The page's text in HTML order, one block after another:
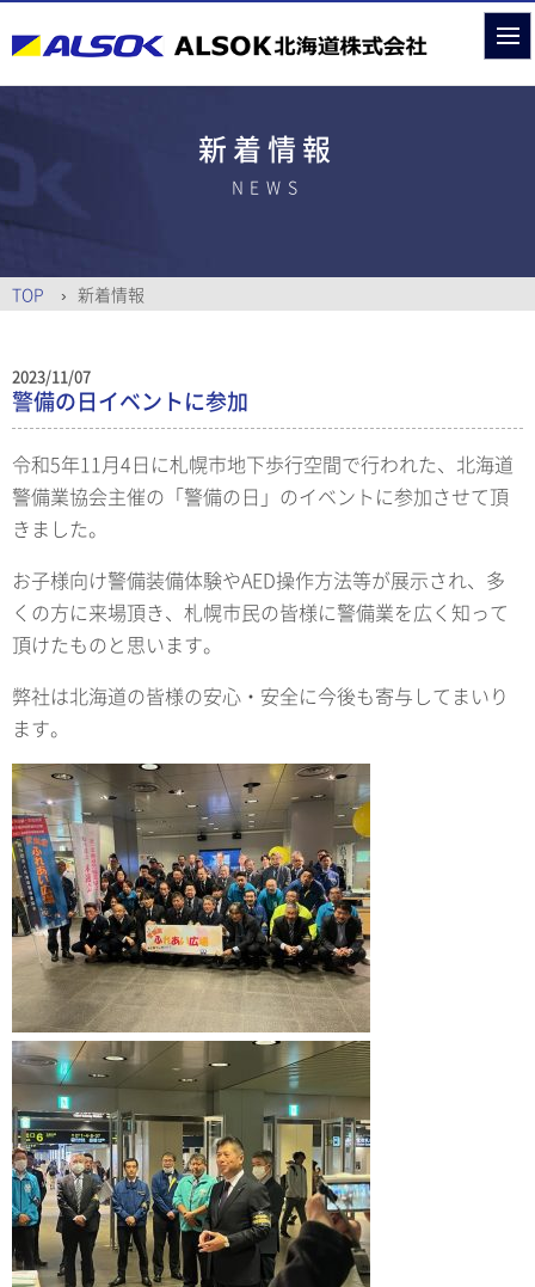
新着情報
NEWS
TOP 新着情報
2023/11/07
警備の日イベントに参加
令和5年11月4日に札幌市地下歩行空間で行われた、北海道
警備業協会主催の「警備の日」のイベントに参加させて頂
きました。
お子様向け警備装備体験やAED操作方法等が展示され、多
くの方に来場頂き、札幌市民の皆様に警備業を広く知って
頂けたものと思います。
弊社は北海道の皆様の安心・安全に今後も寄与してまいり
ます。